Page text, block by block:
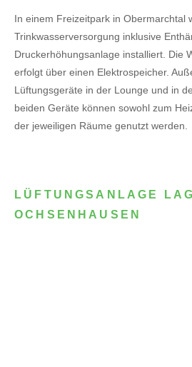
In einem Freizeitpark in Obermarchtal
Trinkwasserversorgung inklusive
Druckerhöhungsanlage installiert. Die
erfolgt über einen Elektrospeicher.
Lüftungsgeräte in der Lounge und in
beiden Geräte können sowohl zum
der jeweiligen Räume genutzt werden.
LÜFTUNGSANLAGE
OCHSENHAUSEN